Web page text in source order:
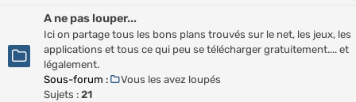
A ne pas louper...
Ici on partage tous les bons plans trouvés sur le net, les jeux, les
applications et tous ce qui peu se télécharger gratuitement.... et
légalement.
Sous-forum :
Vous les avez loupés
Sujets : 21